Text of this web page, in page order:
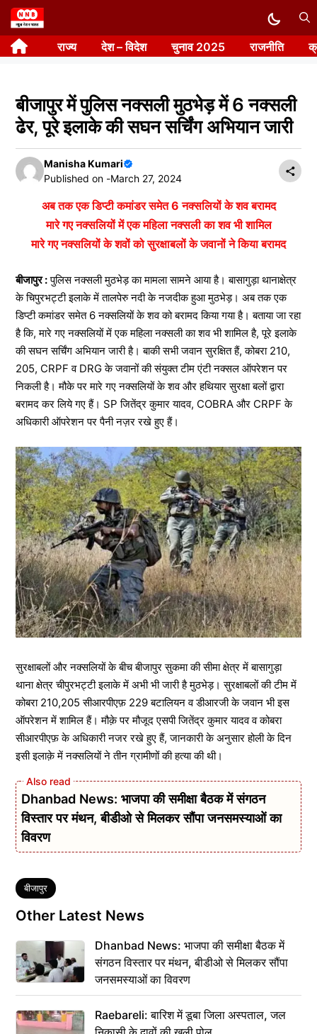
Skip
to
content राज्य देश – विदेश चुनाव 2025 राजनीति
बीजापुर में पुलिस नक्सली मुठभेड़ में 6 नक्सली
ढेर, पूरे इलाके की सघन सर्चिंग अभियान जारी
Manisha Kumari
Published on -March 27, 2024
अब तक एक डिप्टी कमांडर समेत 6 नक्सलियों के शव बरामद
मारे गए नक्सलियों में एक महिला नक्सली का शव भी शामिल
मारे गए नक्सलियों के शवों को सुरक्षाबलों के जवानों ने किया बरामद
बीजापुर :पुलिस नक्सली मुठभेड़ का मामला सामने आया है। बासागुड़ा थानाक्षेत्र
के चिपुरभट्टी इलाके में तालपेरु नदी के नजदीक हुआ मुठभेड़। अब तक एक
डिप्टी कमांडर समेत 6 नक्सलियों के शव को बरामद किया गया है। बताया जा रहा
है कि, मारे गए नक्सलियों में एक महिला नक्सली का शव भी शामिल है, पूरे इलाके
की सघन सर्चिंग अभियान जारी है। बाकी सभी जवान सुरक्षित हैं, कोबरा 210,
205, CRPF व DRG के जवानों की संयुक्त टीम एंटी नक्सल ऑपरेशन पर
निकली है। मौके पर मारे गए नक्सलियों के शव और हथियार सुरक्षा बलों द्वारा
बरामद कर लिये गए हैं। SP जितेंद्र कुमार यादव, COBRA और CRPF के
अधिकारी ऑपरेशन पर पैनी नज़र रखे हुए हैं।
सुरक्षाबलों और नक्सलियों के बीच बीजापुर सुकमा की सीमा क्षेत्र में बासागुड़ा
थाना क्षेत्र चीपुरभट्टी इलाके में अभी भी जारी है मुठभेड़। सुरक्षाबलों की टीम में
कोबरा 210,205 सीआरपीएफ़ 229 बटालियन व डीआरजी के जवान भी इस
ऑपरेशन में शामिल हैं। मौक़े पर मौजूद एसपी जितेंद्र कुमार यादव व कोबरा
सीआरपीएफ़ के अधिकारी नजर रखे हुए हैं, जानकारी के अनुसार होली के दिन
इसी इलाक़े में नक्सलियों ने तीन ग्रामीणों की हत्या की थी।
Dhanbad News: भाजपा की समीक्षा बैठक में संगठन
विस्तार पर मंथन, बीडीओ से मिलकर सौंपा जनसमस्याओं का
विवरण
Tags
बीजापुर
Other Latest News
Dhanbad News: भाजपा की समीक्षा बैठक में
संगठन विस्तार पर मंथन, बीडीओ से मिलकर सौंपा
जनसमस्याओं का विवरण
Raebareli: बारिश में डूबा जिला अस्पताल, जल